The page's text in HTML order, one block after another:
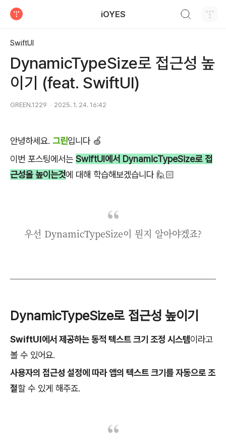
iOYES
SwiftUI
DynamicTypeSize로 접근성 높
이기 (feat. SwiftUI)
GREEN.1229 2025. 1. 24. 16:42
안녕하세요. 그린입니다 🍏
이번 포스팅에서는 SwiftUI에서 DynamicTypeSize로 접
근성을 높이는것에 대해 학습해보겠습니다 🙋🏻
우선 DynamicTypeSize이 뭔지 알아야겠죠?
DynamicTypeSize로 접근성 높이기
SwiftUI에서 제공하는 동적 텍스트 크기 조정 시스템이라고
볼 수 있어요.
사용자의 접근성 설정에 따라 앱의 텍스트 크기를 자동으로 조
절할 수 있게 해주죠.